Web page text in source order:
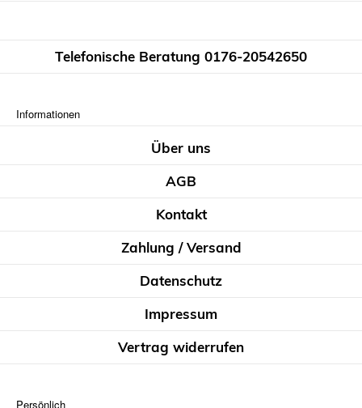
Telefonische Beratung 0176-20542650
Informationen
Über uns
AGB
Kontakt
Zahlung / Versand
Datenschutz
Impressum
Vertrag widerrufen
Persönlich